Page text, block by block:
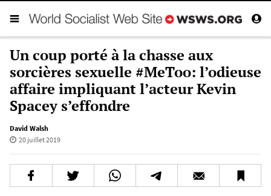
Un coup porté à la chasse aux
sorcières sexuelle #MeToo: l’odieuse
affaire impliquant l’acteur Kevin
Spacey s’effondre
David Walsh
20 juillet 2019